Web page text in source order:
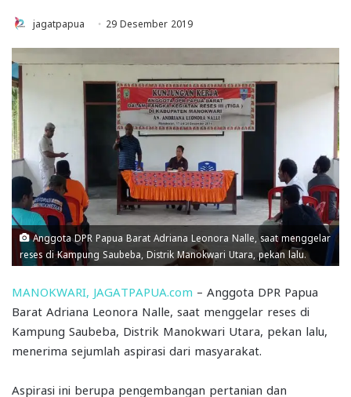
jagatpapua 29 Desember 2019
Anggota DPR Papua Barat Adriana Leonora Nalle, saat menggelar
reses di Kampung Saubeba, Distrik Manokwari Utara, pekan lalu.
MANOKWARI, JAGATPAPUA.com – Anggota DPR Papua
Barat Adriana Leonora Nalle, saat menggelar reses di
Kampung Saubeba, Distrik Manokwari Utara, pekan lalu,
menerima sejumlah aspirasi dari masyarakat.
Aspirasi ini berupa pengembangan pertanian dan